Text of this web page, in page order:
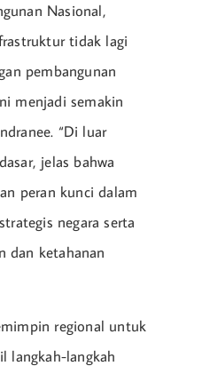
Nasional,
tidak lagi
pembangunan
menjadi semakin
“Di luar
jelas bahwa
peran kunci dalam
negara serta
dan ketahanan
regional untuk
langkah-langkah